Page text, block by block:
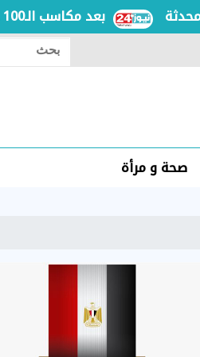
بعد مكاسب الـ100 جنيه.. خريطة أسعار الذهب وعيار 21 بالعطلة الأسبوعية
بحث
صحة و مرأة